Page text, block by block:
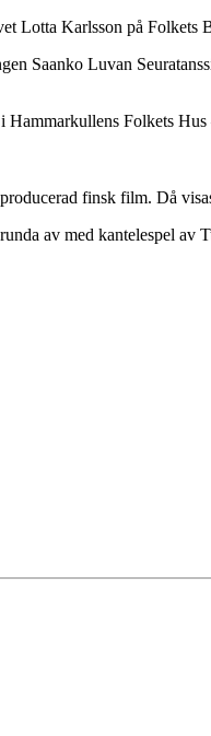
Lotta Karlsson på Folkets
Saanko Luvan
Folkets
finsk film. Då
av med kantelespel